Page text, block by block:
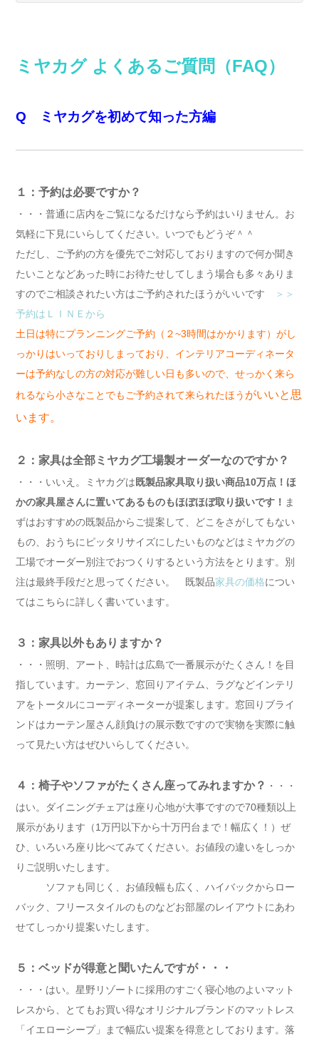
ミヤカグ よくあるご質問（FAQ）
Q ミヤカグを初めて知った方編
１：予約は必要ですか？
・・・普通に店内をご覧になるだけなら予約はいりません。お
気軽に下見にいらしてください。いつでもどうぞ＾＾
ただし、ご予約の方を優先でご対応しておりますので何か聞き
たいことなどあった時にお待たせしてしまう場合も多々ありま
すのでご相談されたい方はご予約されたほうがいいです
＞＞
予約はＬＩＮＥから
土日は特にプランニングご予約（２~3時間はかかります）がし
っかりはいっておりしまっており、インテリアコーディネータ
ーは予約なしの方の対応が難しい日も多いので、せっかく来ら
れるなら小さなことでもご予約されて来られたほう がいいと思
います。
２：家具は全部ミヤカグ工場製オーダーなのですか？
・・・いいえ。ミヤカグは既製品家具取り扱い商品10万点！ほ
かの家具屋さんに置いてあるものもほぼほぼ取り扱いです！ ま
ずはおすすめの既製品からご提案して、どこをさがしてもない
もの、おうちにピッタリサイズにしたいものなどはミヤカグの
工場でオーダー別注でおつくりするという方法をとります。別
注は最終手段だと思ってください。 既製品家具の価格につい
てはこちらに詳しく書いています。
３：家具以外もありますか？
・・・照明、アート、時計は広島で一番展示がたくさん！を目
指しています。カーテン、窓回りアイテム、ラグなどインテリ
アをトータルにコーディネーターが提案します。窓回りブライ
ンドはカーテン屋さん顔負けの展示数ですので実物を実際に触
って見たい方はぜひいらしてください。
４：椅子やソファがたくさん座ってみれますか？ ・・・
はい。ダイニングチェアは座り心地が大事ですので70種類以上
展示があります（1万円以下から十万円台まで！幅広く！）ぜ
ひ、いろいろ座り比べてみてください。お値段の違いをしっか
りご説明いたします。
ソファも同じく、お値段幅も広く、ハイバックからロー
バック、フリースタイルのものなどお部屋のレイアウトにあわ
せてしっかり提案いたします。
５：ベッドが得意と聞いたんですが・・・
・・・はい。星野リゾートに採用のすごく寝心地のよいマット
レスから、とてもお買い得なオリジナルブランドのマットレス
「イエローシープ」まで幅広い提案を得意としております。落